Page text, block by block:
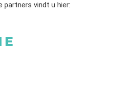
partners vindt u hier: